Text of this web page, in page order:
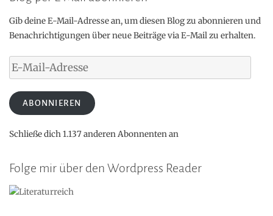
Gib deine E-Mail-Adresse an, um diesen Blog zu abonnieren und
Benachrichtigungen über neue Beiträge via E-Mail zu erhalten.
E-
Mail-
Adresse
ABONNIEREN
Schließe dich 1.137 anderen Abonnenten an
Folge mir über den Wordpress Reader